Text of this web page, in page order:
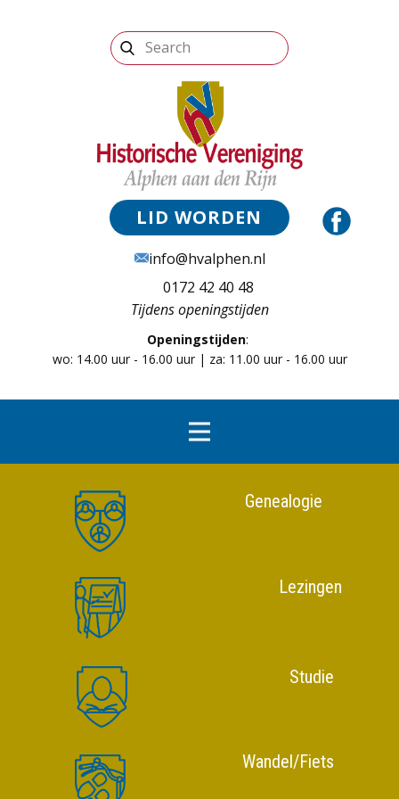
LID WORDEN
0172 42 40 48
Tijdens openingstijden
Openingstijden:
wo: 14.00 uur - 16.00 uur | za: 11.00 uur - 16.00 uur
info@hvalphen.nl
Genealogie
Lezingen
Studie
Wandel/Fiets